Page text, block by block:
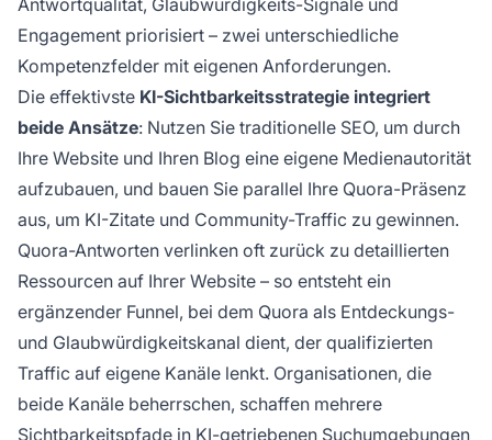
Engagement priorisiert – zwei unterschiedliche
Kompetenzfelder mit eigenen Anforderungen.
Die effektivste KI-Sichtbarkeitsstrategie integriert
beide Ansätze: Nutzen Sie traditionelle SEO, um durch
Ihre Website und Ihren Blog eine eigene Medienautorität
aufzubauen, und bauen Sie parallel Ihre Quora-Präsenz
aus, um KI-Zitate und Community-Traffic zu gewinnen.
Quora-Antworten verlinken oft zurück zu detaillierten
Ressourcen auf Ihrer Website – so entsteht ein
ergänzender Funnel, bei dem Quora als Entdeckungs-
und Glaubwürdigkeitskanal dient, der qualifizierten
Traffic auf eigene Kanäle lenkt. Organisationen, die
beide Kanäle beherrschen, schaffen mehrere
Sichtbarkeitspfade in KI-getriebenen Suchumgebungen